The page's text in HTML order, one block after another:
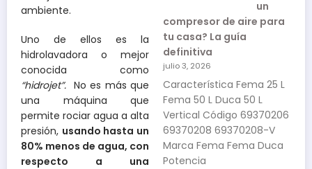
un
compresor de aire para
tu casa? La guía
definitiva
julio 3, 2026
Característica Fema 25 L
Fema 50 L Duca 50 L
Vertical Código 69370206
69370208 69370208-V
Marca Fema Fema Duca
Potencia
ambiente.
Uno de ellos es la
hidrolavadora o mejor
conocida como
“hidrojet”. No es más que
una máquina que
permite rociar agua a alta
presión, usando hasta un
80% menos de agua, con
respecto a una